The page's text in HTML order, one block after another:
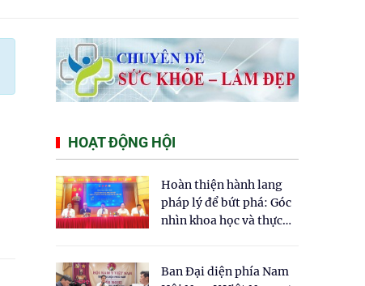
HOẠT ĐỘNG HỘI
Hoàn thiện hành lang
pháp lý để bứt phá: Góc
nhìn khoa học và thực
cho Luật Y dược cổ
Ban Đại diện phía Nam